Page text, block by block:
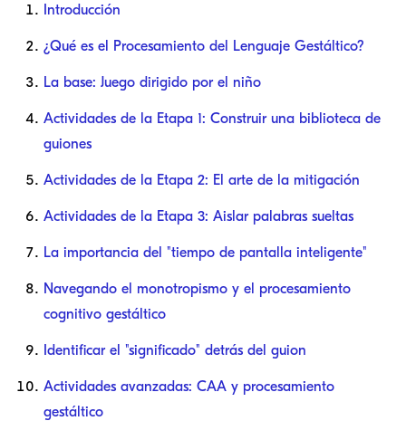
Introducción
¿Qué es el Procesamiento del Lenguaje Gestáltico?
La base: Juego dirigido por el niño
Actividades de la Etapa 1: Construir una biblioteca de
guiones
Actividades de la Etapa 2: El arte de la mitigación
Actividades de la Etapa 3: Aislar palabras sueltas
La importancia del "tiempo de pantalla inteligente"
Navegando el monotropismo y el procesamiento
cognitivo gestáltico
Identificar el "significado" detrás del guion
Actividades avanzadas: CAA y procesamiento
gestáltico